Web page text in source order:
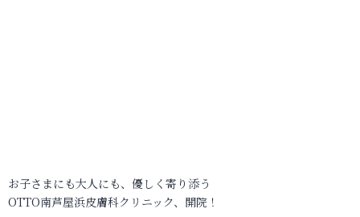
お子さまにも大人にも、優しく寄り添う
OTTO南芦屋浜皮膚科クリニック、開院！